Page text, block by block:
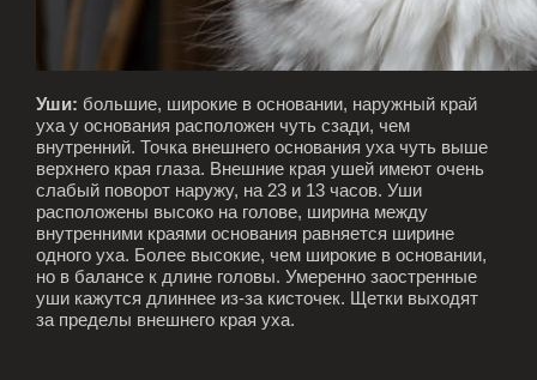
Уши: большие, широкие в основании, наружный край
уха у основания расположен чуть сзади, чем
внутренний. Точка внешнего основания уха чуть выше
верхнего края глаза. Внешние края ушей имеют очень
слабый поворот наружу, на 23 и 13 часов. Уши
расположены высоко на голове, ширина между
внутренними краями основания равняется ширине
одного уха. Более высокие, чем широкие в основании,
но в балансе к длине головы. Умеренно заостренные
уши кажутся длиннее из-за кисточек. Щетки выходят
за пределы внешнего края уха.